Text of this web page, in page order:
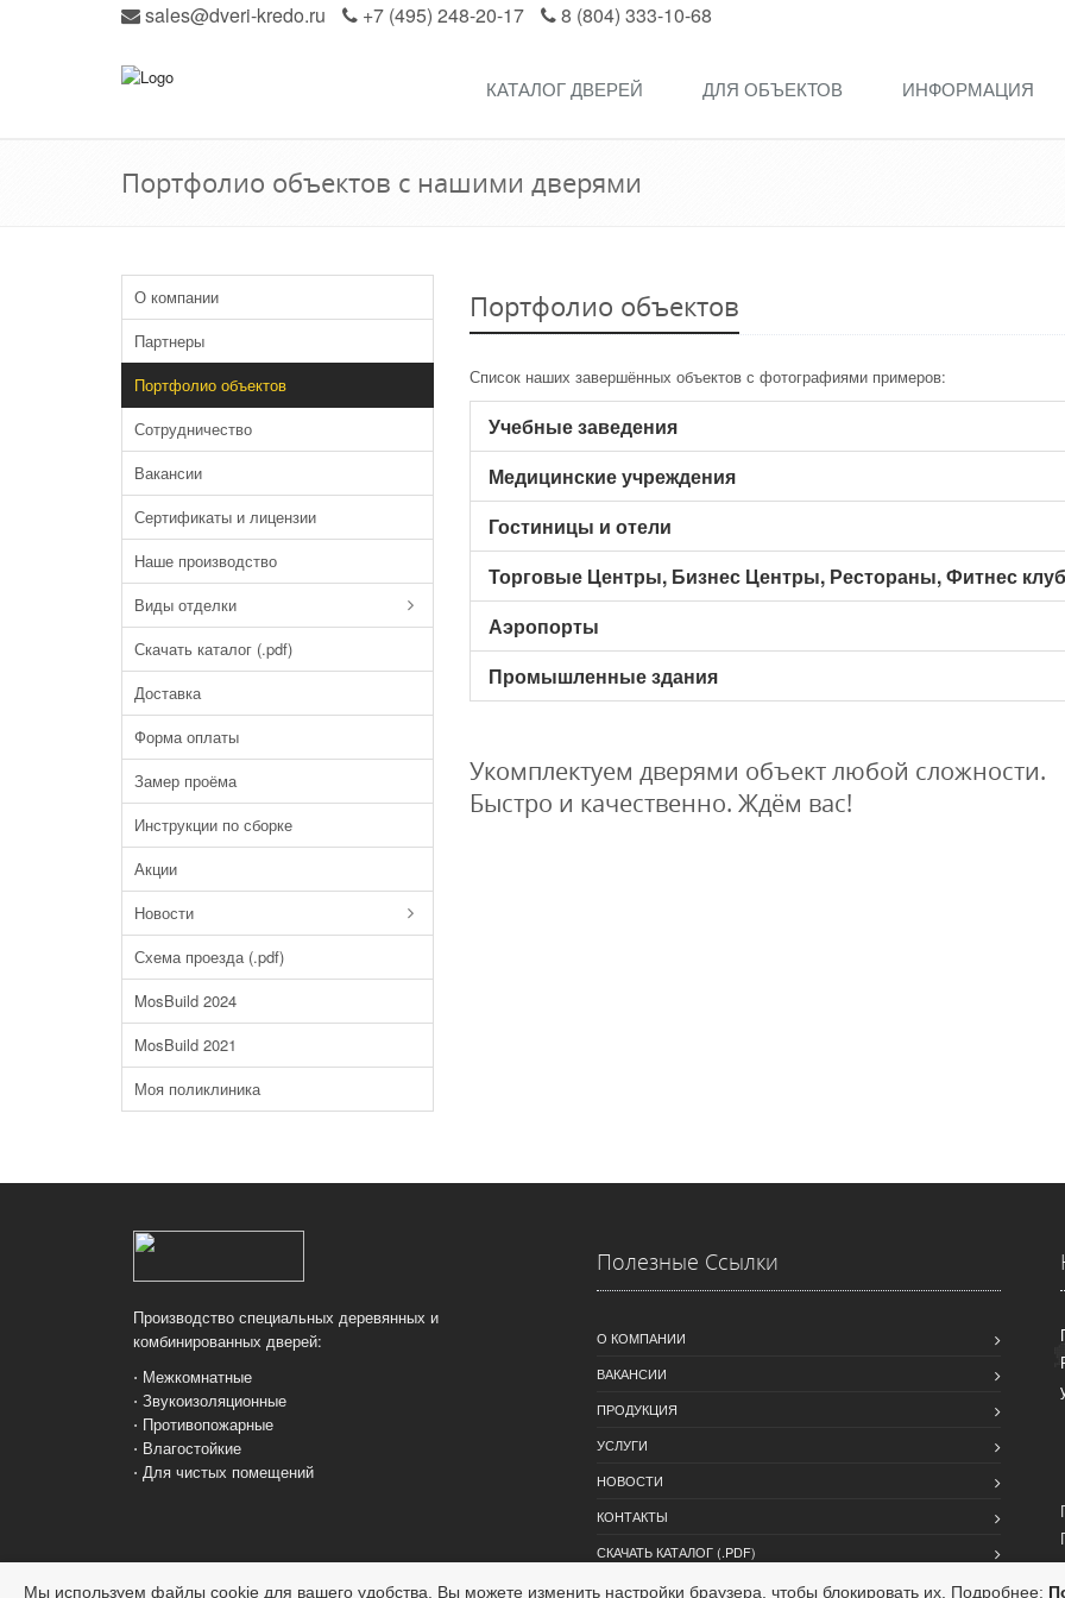
sales@dveri-kredo.ru +7 (495) 248-20-17 8 (804) 333-10-68
КАТАЛОГ ДВЕРЕЙ ДЛЯ ОБЪЕКТОВ ИНФОРМАЦИЯ
Портфолио объектов с нашими дверями
О компании
Партнеры
Портфолио объектов
Сотрудничество
Вакансии
Сертификаты и лицензии
Наше производство
Виды отделки
Скачать каталог (.pdf)
Доставка
Форма оплаты
Замер проёма
Инструкции по сборке
Акции
Новости
Схема проезда (.pdf)
MosBuild 2024
MosBuild 2021
Моя поликлиника
Портфолио объектов
Список наших завершённых объектов с фотографиями примеров:
Учебные заведения
Медицинские учреждения
Гостиницы и отели
Торговые Центры, Бизнес Центры, Рестораны, Фитнес
Аэропорты
Промышленные здания
Укомплектуем дверями объект любой сложности.
Быстро и качественно. Ждём вас!
Производство специальных деревянных и
комбинированных дверей:
⋅ Межкомнатные
⋅ Звукоизоляционные
⋅ Противопожарные
⋅ Влагостойкие
⋅ Для чистых помещений
Полезные Ссылки
О КОМПАНИИ
ВАКАНСИИ
ПРОДУКЦИЯ
УСЛУГИ
НОВОСТИ
КОНТАКТЫ
СКАЧАТЬ КАТАЛОГ (.PDF)
Мы используем файлы cookie для вашего удобства. Вы можете изменить настройки браузера, чтобы блокировать их. Подробнее: